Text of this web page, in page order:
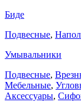
Биде
Подвесные,
Умывальники
Подвесные,
Мебельные,
Аксессуары,